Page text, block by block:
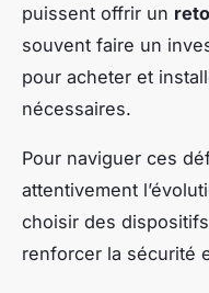
puissent offrir un
souvent faire un
pour acheter et
nécessaires.
Pour naviguer ces
attentivement
choisir des
renforcer la sécurité